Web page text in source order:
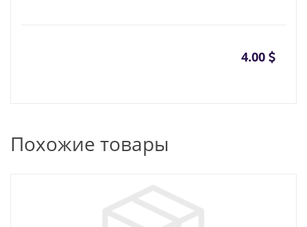
4.00
Похожие товары